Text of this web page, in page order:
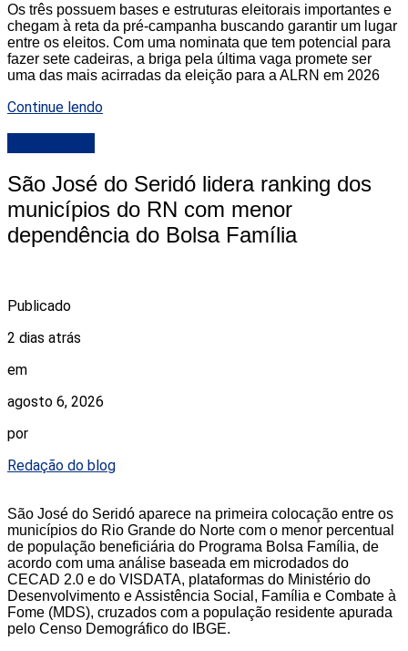
Os três possuem bases e estruturas eleitorais importantes e
chegam à reta da pré-campanha buscando garantir um lugar
entre os eleitos. Com uma nominata que tem potencial para
fazer sete cadeiras, a briga pela última vaga promete ser
uma das mais acirradas da eleição para a ALRN em 2026
Continue lendo
São José do Seridó lidera ranking dos
municípios do RN com menor
dependência do Bolsa Família
Publicado
2 dias atrás
em
agosto 6, 2026
por
Redação do blog
São José do Seridó aparece na primeira colocação entre os
municípios do Rio Grande do Norte com o menor percentual
de população beneficiária do Programa Bolsa Família, de
acordo com uma análise baseada em microdados do
CECAD 2.0 e do VISDATA, plataformas do Ministério do
Desenvolvimento e Assistência Social, Família e Combate à
Fome (MDS), cruzados com a população residente apurada
pelo Censo Demográfico do IBGE.